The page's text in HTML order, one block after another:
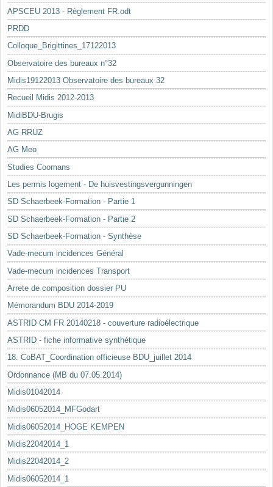
APSCEU 2013 - Règlement FR.odt
PRDD
Colloque_Brigittines_17122013
Observatoire des bureaux n°32
Midis19122013 Observatoire des bureaux 32
Recueil Midis 2012-2013
MidiBDU-Brugis
AG RRUZ
AG Meo
Studies Coomans
Les permis logement - De huisvestingsvergunningen
SD Schaerbeek-Formation - Partie 1
SD Schaerbeek-Formation - Partie 2
SD Schaerbeek-Formation - Synthèse
Vade-mecum incidences Général
Vade-mecum incidences Transport
Arrete de composition dossier PU
Mémorandum BDU 2014-2019
ASTRID CM FR 20140218 - couverture radioélectrique
ASTRID - fiche informative synthétique
18. CoBAT_Coordination officieuse BDU_juillet 2014
Ordonnance (MB du 07.05.2014)
Midis01042014
Midis06052014_MFGodart
Midis06052014_HOGE KEMPEN
Midis22042014_1
Midis22042014_2
Midis06052014_1